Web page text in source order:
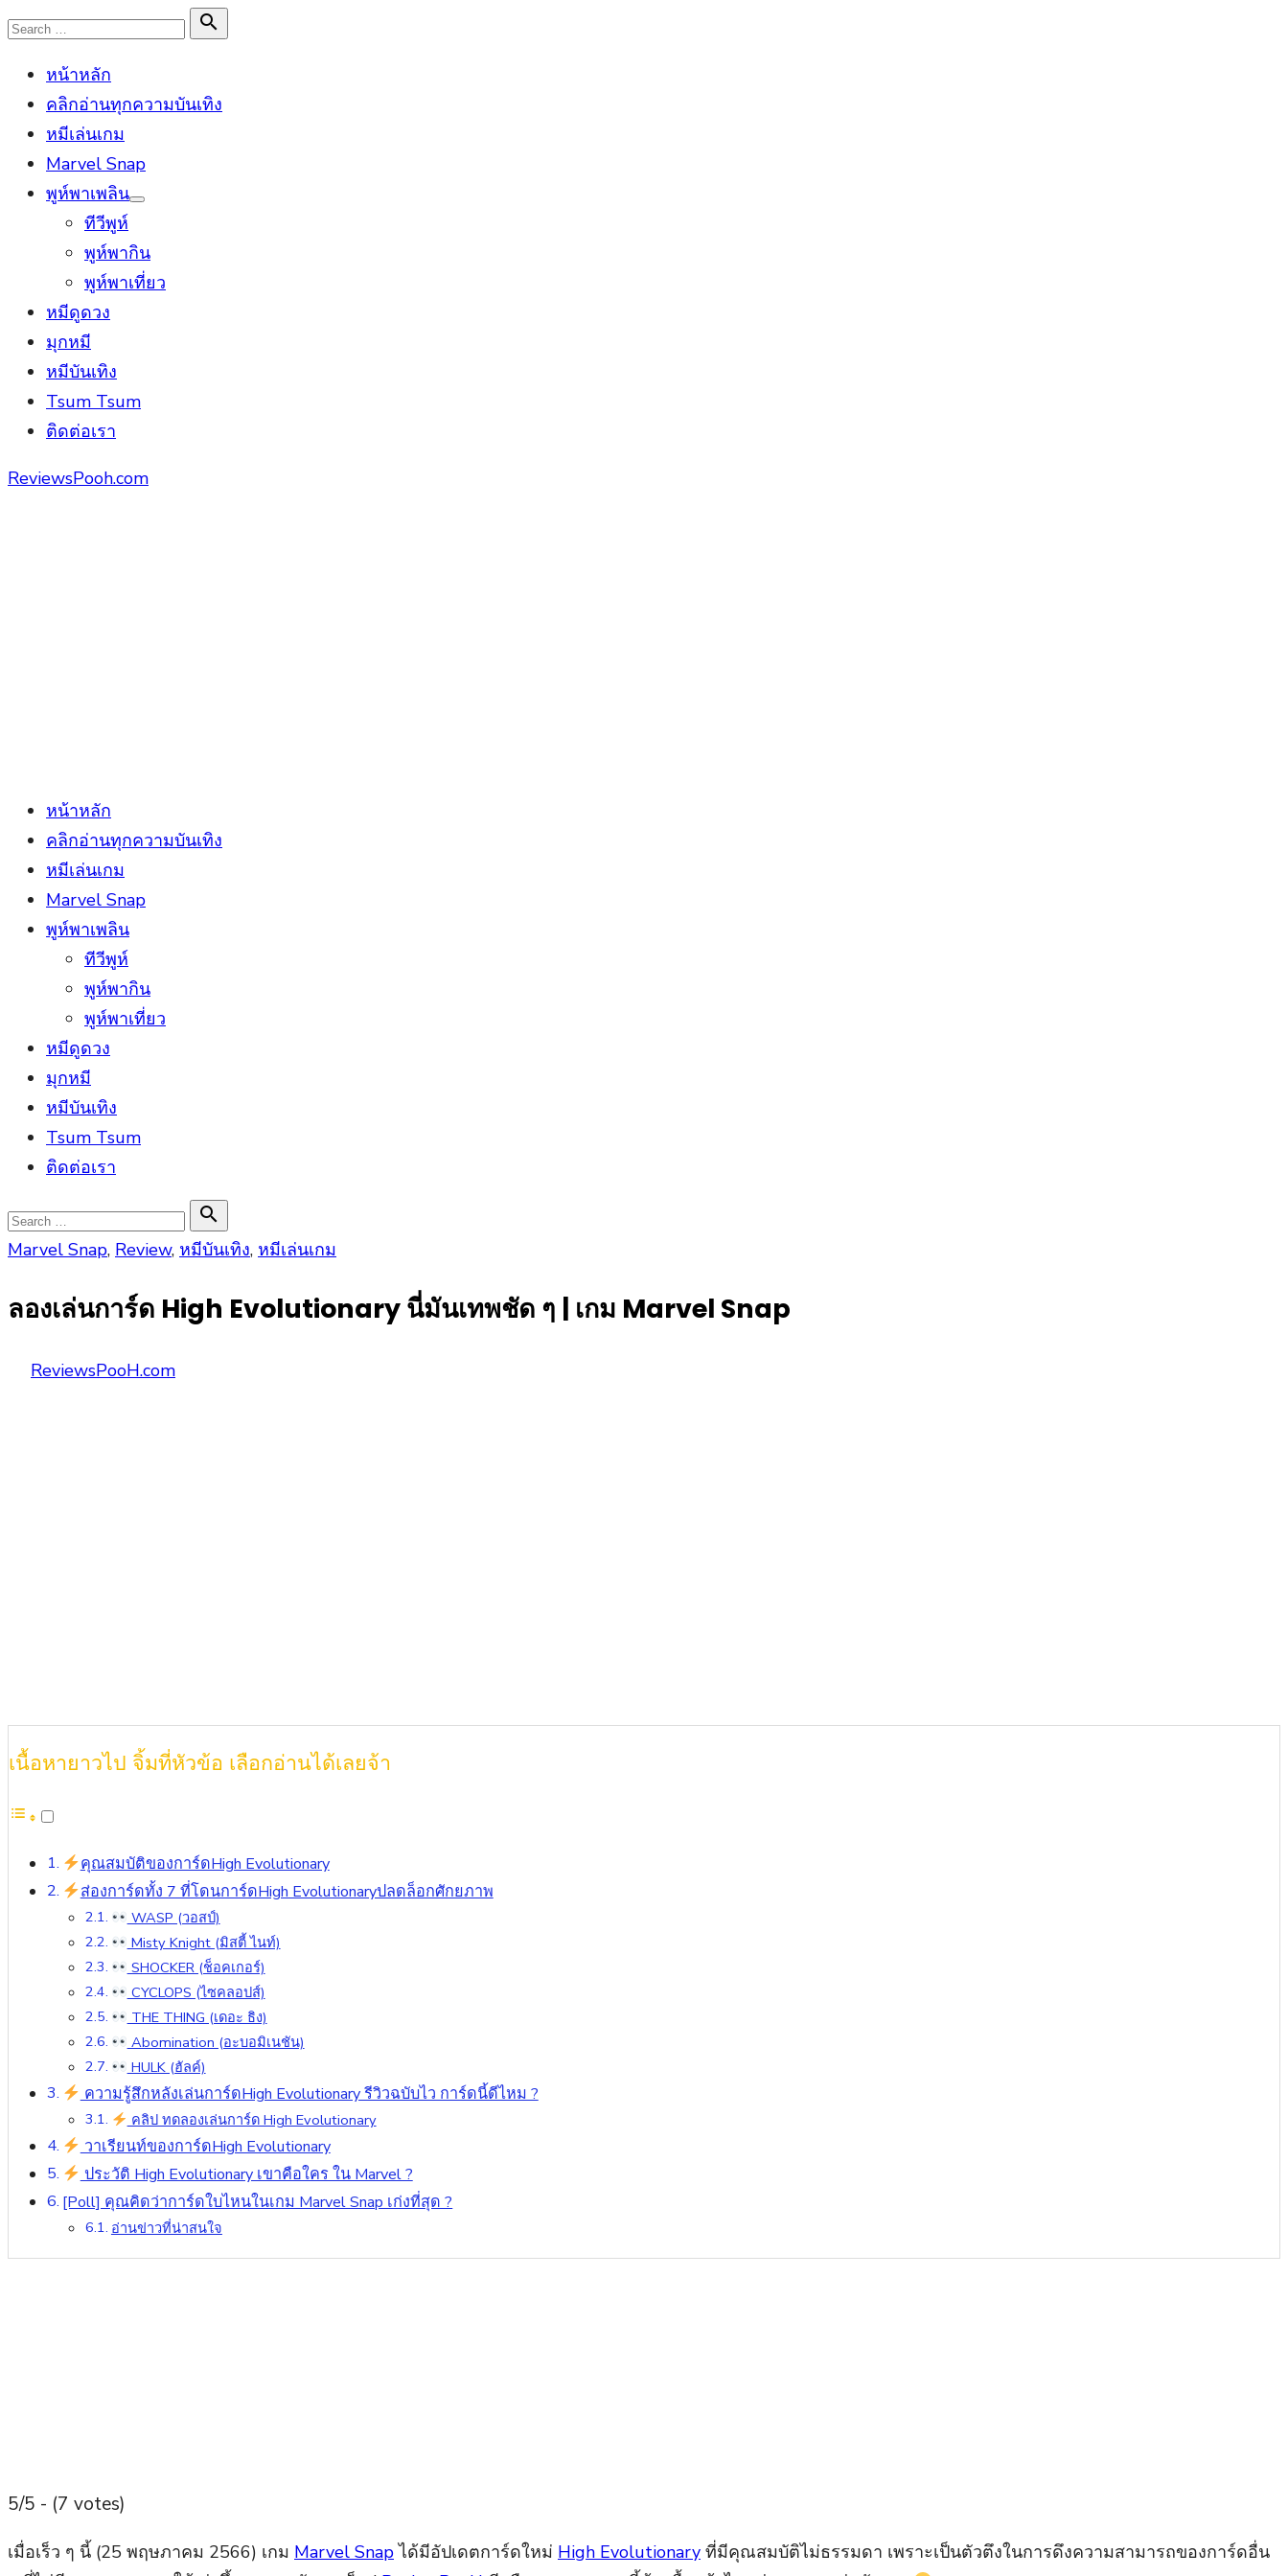
Skip
content
Search

Search
หน้าหลัก
คลิกอ่านทุกความบันเทิง
หมีเล่นเกม
Marvel Snap
พูห์พาเพลิน
Show
ทีวีพูห์
พูห์พากิน
พูห์พาเที่ยว
หมีดูดวง
มุกหมี
หมีบันเทิง
Tsum Tsum
ติดต่อเรา
ReviewsPooh.com
หน้าหลัก
คลิกอ่านทุกความบันเทิง
หมีเล่นเกม
Marvel Snap
พูห์พาเพลิน
ทีวีพูห์
พูห์พากิน
พูห์พาเที่ยว
หมีดูดวง
มุกหมี
หมีบันเทิง
Tsum Tsum
ติดต่อเรา
Search
for:

Search
Marvel Snap, Review, หมีบันเทิง, หมีเล่นเกม
ลองเล่นการ์ด High Evolutionary นี่มันเทพชัด ๆ | เกม Marvel Snap
Posted
Author
ReviewsPooH.com
เนื้อหายาวไป จิ้มที่หัวข้อ เลือกอ่านได้เลยจ้า
คุณสมบัติของการ์ดHigh Evolutionary
ส่องการ์ดทั้ง 7 ที่โดนการ์ดHigh Evolutionaryปลดล็อกศักยภาพ
WASP (วอสป์)
Misty Knight (มิสตี้ ไนท์)
SHOCKER (ช็อคเกอร์)
CYCLOPS (ไซคลอปส์)
THE THING (เดอะ ธิง)
Abomination (อะบอมิเนชัน)
HULK (ฮัลค์)
ความรู้สึกหลังเล่นการ์ดHigh Evolutionary รีวิวฉบับไว การ์ดนี้ดีไหม ?
คลิป ทดลองเล่นการ์ด High Evolutionary
วาเรียนท์ของการ์ดHigh Evolutionary
ประวัติ High Evolutionary เขาคือใคร ใน Marvel ?
[Poll] คุณคิดว่าการ์ดใบไหนในเกม Marvel Snap เก่งที่สุด ?
อ่านข่าวที่น่าสนใจ
5/5 - (7 votes)
เมื่อเร็ว ๆ นี้ (25 พฤษภาคม 2566) เกม Marvel Snapได้มีอัปเดตการ์ดใหม่ High Evolutionary ที่มีคุณสมบัติไม่ธรรมดา เพราะเป็นตัวตึงในการดึงความสามารถของการ์ดอื่น